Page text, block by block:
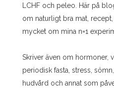
LCHF och peleo. Här på
om naturligt bra mat,
mycket om mina n=1
Skriver även om hormoner,
periodisk fasta, stress,
hudvård och annat som